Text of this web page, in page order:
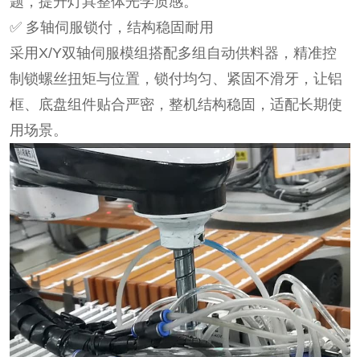
✅ 多轴伺服锁付，结构稳固耐用
采用X/Y双轴伺服模组搭配多组自动供料器，精准控
制锁螺丝扭矩与位置，锁付均匀、紧固不滑牙，让铝
框、底盘组件贴合严密，整机结构稳固，适配长期使
用场景。